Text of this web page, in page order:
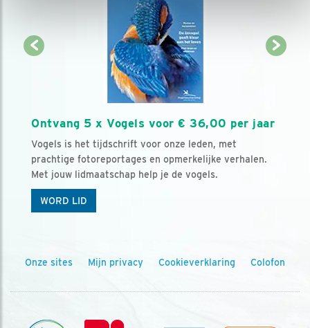
Ontvang 5 x Vogels voor € 36,00 per jaar
Vogels is het tijdschrift voor onze leden, met
prachtige fotoreportages en opmerkelijke verhalen.
Met jouw lidmaatschap help je de vogels.
WORD LID
Onze sites Mijn privacy Cookieverklaring Colofon